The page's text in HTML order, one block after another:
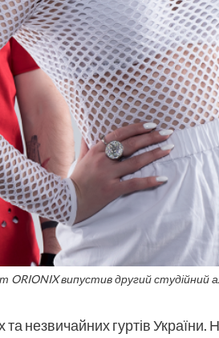
ORIONIX випустив другий студійний
незвичайних гуртів